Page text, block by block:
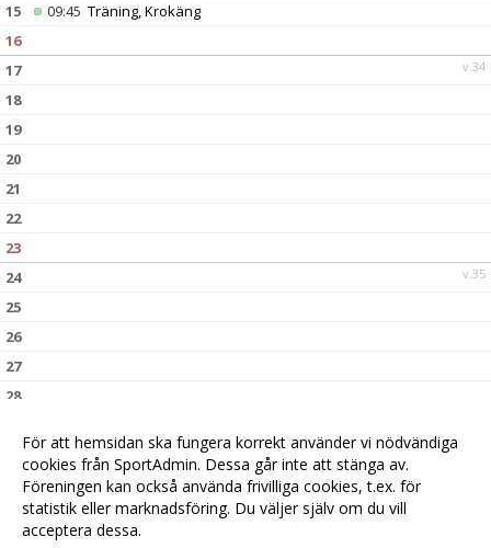
15
09:45 Träning, Krokäng
16
v.34
17
18
19
20
21
22
23
v.35
24
25
26
27
28
För att hemsidan ska fungera korrekt använder vi nödvändiga
cookies från SportAdmin. Dessa går inte att stänga av.
Föreningen kan också använda frivilliga cookies, t.ex. för
statistik eller marknadsföring. Du väljer själv om du vill
acceptera dessa.